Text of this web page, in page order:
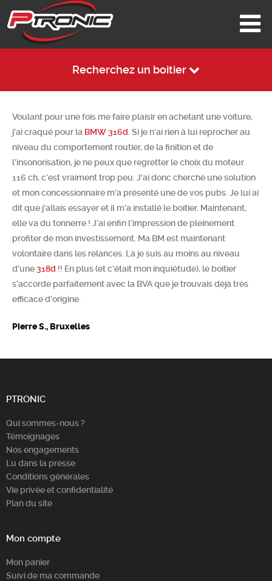
Recherchez un boitier
Chercher
Voulant pour une fois me faire plaisir en achetant une voiture,
j’ai craqué pour la BMW 316d . Si je n’ai rien à lui reprocher au
niveau du comportement routier, de la finition et de
l’insonorisation, je ne peux que regretter le choix du moteur.
116 ch, c’est vraiment trop peu. J’ai donc cherché une solution
et mon concessionnaire m’a présenté une de vos pubs. Je lui ai
dit que j’allais essayer et il m’a installé le boitier. Maintenant,
elle va du tonnerre ! J’ai enfin l’impression de pleinement
profiter de mon investissement. Ma BM est maintenant
volontaire dans les relances. Là je suis au moins au niveau
d’une318d !! En plus (et c’était mon inquiétude), le boitier
s’accorde parfaitement avec la BVA que je trouvais déjà très
efficace d’origine.
Pierre S., Bruxelles
PTRONIC
Qui sommes-nous ?
Témoignages
Nos engagements
Lu dans la presse
Conditions générales
Vie privée et confidentialité
Plan du site
Mon compte
Mon panier
Suivi de ma commande